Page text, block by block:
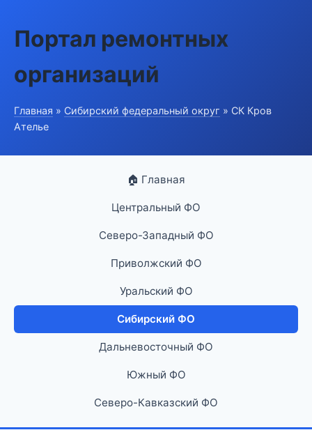
Портал ремонтных
организаций
Главная » Сибирский федеральный округ » СК Кров
Ателье
🏠 Главная
Центральный ФО
Северо-Западный ФО
Приволжский ФО
Уральский ФО
Сибирский ФО
Дальневосточный ФО
Южный ФО
Северо-Кавказский ФО